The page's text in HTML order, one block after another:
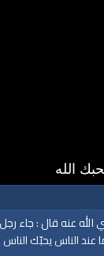
الله
قال : جاء رجل
عند الناس يحبّك